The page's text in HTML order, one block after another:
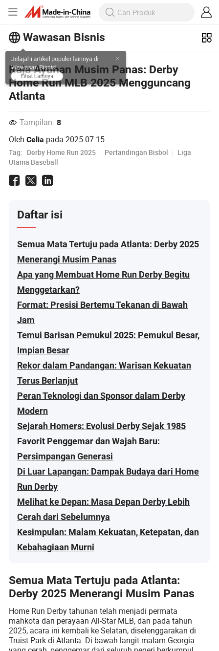
Wawasan Bisnis
Jelajahi artikel populer lainnya di
Wawasan Bisnis!
Lihat Lainnya
Raja Ayunan Musim Panas: Derby
Home Run MLB 2025 Mengguncang
Atlanta
Tampilan: 8
OlehCelia pada2025-07-15
Tag: Derby Home Run 2025 Pertandingan Bisbol
Liga
Utama Baseball
Daftar isi
Semua Mata Tertuju pada Atlanta: Derby 2025
Menerangi Musim Panas
Apa yang Membuat Home Run Derby Begitu
Menggetarkan?
Format: Presisi Bertemu Tekanan di Bawah
Jam
Temui Barisan Pemukul 2025: Pemukul Besar,
Impian Besar
Rekor dalam Pandangan: Warisan Kekuatan
Terus Berlanjut
Peran Teknologi dan Sponsor dalam Derby
Modern
Sejarah Homers: Evolusi Derby Sejak 1985
Favorit Penggemar dan Wajah Baru:
Persimpangan Generasi
Di Luar Lapangan: Dampak Budaya dari Home
Run Derby
Melihat ke Depan: Masa Depan Derby Lebih
Cerah dari Sebelumnya
Kesimpulan: Malam Kekuatan, Ketepatan, dan
Kebahagiaan Murni
Semua Mata Tertuju pada Atlanta:
Derby 2025 Menerangi Musim Panas
Home Run Derby tahunan telah menjadi permata
mahkota dari perayaan All-Star MLB, dan pada tahun
2025, acara ini kembali ke Selatan, diselenggarakan di
Truist Park di Atlanta. Di bawah langit malam Georgia